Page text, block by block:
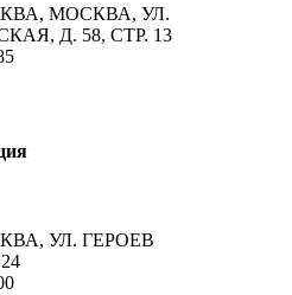
МОСКВА, УЛ.
Д. 58, СТР. 13
УЛ. ГЕРОЕВ